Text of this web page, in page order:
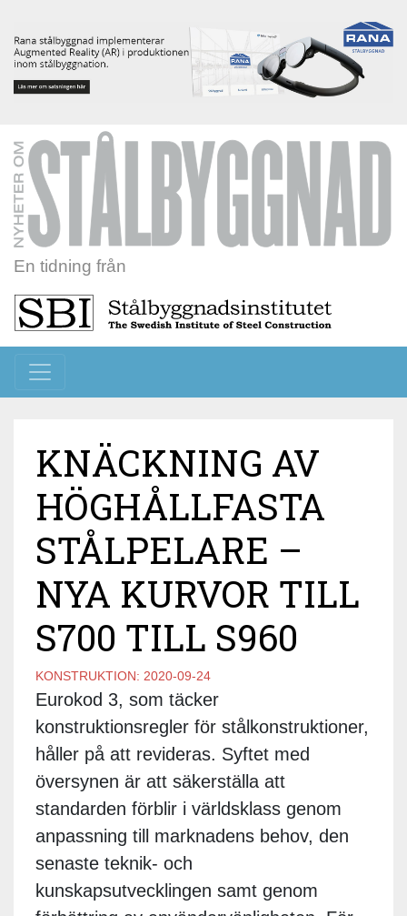
En tidning från
Toggle navigation
KNÄCKNING AV
HÖGHÅLLFASTA
STÅLPELARE –
NYA KURVOR TILL
S700 TILL S960
KONSTRUKTION: 2020-09-24
Eurokod 3, som täcker
konstruktionsregler för stålkonstruktioner,
håller på att revideras. Syftet med
översynen är att säkerställa att
standarden förblir i världsklass genom
anpassning till marknadens behov, den
senaste teknik- och
kunskapsutvecklingen samt genom